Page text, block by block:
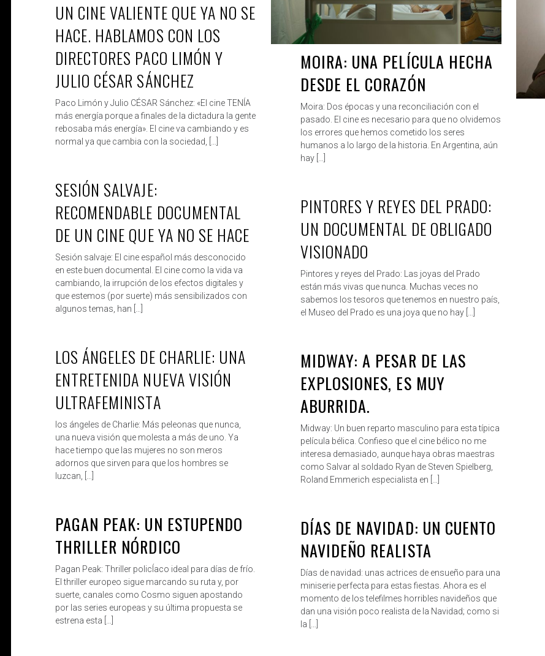
UN CINE VALIENTE QUE YA NO SE
HACE. HABLAMOS CON LOS
DIRECTORES PACO LIMÓN Y
JULIO CÉSAR SÁNCHEZ
Paco Limón y Julio CÉSAR Sánchez: «El cine TENÍA
más energía porque a finales de la dictadura la gente
rebosaba más energía». El cine va cambiando y es
normal ya que cambia con la sociedad, […]
MOIRA: UNA PELÍCULA HECHA
DESDE EL CORAZÓN
Moira: Dos épocas y una reconciliación con el
pasado. El cine es necesario para que no olvidemos
los errores que hemos cometido los seres
humanos a lo largo de la historia. En Argentina, aún
hay […]
ROBERTO
SESIÓN SALVAJE:
RECOMENDABLE DOCUMENTAL
DE UN CINE QUE YA NO SE HACE
Sesión salvaje: El cine español más desconocido
en este buen documental. El cine como la vida va
cambiando, la irrupción de los efectos digitales y
que estemos (por suerte) más sensibilizados con
algunos temas, han […]
ROBERTO DIC 11, 2019
PINTORES Y REYES DEL PRADO:
UN DOCUMENTAL DE OBLIGADO
VISIONADO
Pintores y reyes del Prado: Las joyas del Prado
están más vivas que nunca. Muchas veces no
sabemos los tesoros que tenemos en nuestro país,
el Museo del Prado es una joya que no hay […]
ROBERTO DIC 7, 2019
LOS ÁNGELES DE CHARLIE: UNA
ENTRETENIDA NUEVA VISIÓN
ULTRAFEMINISTA
los ángeles de Charlie: Más peleonas que nunca,
una nueva visión que molesta a más de uno. Ya
hace tiempo que las mujeres no son meros
adornos que sirven para que los hombres se
luzcan, […]
ROBERTO DIC 6, 2019
MIDWAY: A PESAR DE LAS
EXPLOSIONES, ES MUY
ABURRIDA.
Midway: Un buen reparto masculino para esta típica
película bélica. Confieso que el cine bélico no me
interesa demasiado, aunque haya obras maestras
como Salvar al soldado Ryan de Steven Spielberg,
Roland Emmerich especialista en […]
ROBERTO DIC 5, 2019
PAGAN PEAK: UN ESTUPENDO
THRILLER NÓRDICO
Pagan Peak: Thriller policÍaco ideal para días de frío.
El thriller europeo sigue marcando su ruta y, por
suerte, canales como Cosmo siguen apostando
por las series europeas y su última propuesta se
estrena esta […]
ROBERTO DIC 5, 2019
DÍAS DE NAVIDAD: UN CUENTO
NAVIDEÑO REALISTA
Días de navidad: unas actrices de ensueño para una
miniserie perfecta para estas fiestas. Ahora es el
momento de los telefilmes horribles navideños que
dan una visión poco realista de la Navidad; como si
la […]